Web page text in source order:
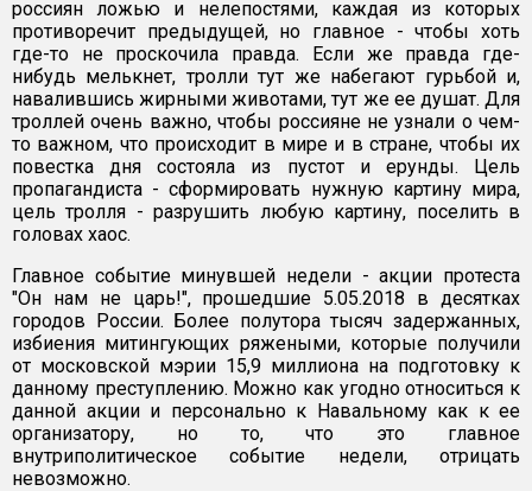
россиян ложью и нелепостями, каждая из которых
противоречит предыдущей, но главное - чтобы хоть
где-то не проскочила правда. Если же правда где-
нибудь мелькнет, тролли тут же набегают гурьбой и,
навалившись жирными животами, тут же ее душат. Для
троллей очень важно, чтобы россияне не узнали о чем-
то важном, что происходит в мире и в стране, чтобы их
повестка дня состояла из пустот и ерунды. Цель
пропагандиста - сформировать нужную картину мира,
цель тролля - разрушить любую картину, поселить в
головах хаос.
Главное событие минувшей недели - акции протеста
"Он нам не царь!", прошедшие 5.05.2018 в десятках
городов России. Более полутора тысяч задержанных,
избиения митингующих ряжеными, которые получили
от московской мэрии 15,9 миллиона на подготовку к
данному преступлению. Можно как угодно относиться к
данной акции и персонально к Навальному как к ее
организатору, но то, что это главное
внутриполитическое событие недели, отрицать
невозможно.